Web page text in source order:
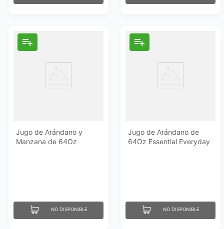
Jugo de Arándano y
Manzana de 64Oz
NO DISPONIBLE
Jugo de Arándano de
64Oz Essential Everyday
NO DISPONIBLE